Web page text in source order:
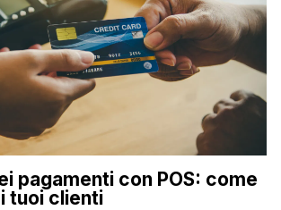
pagamenti con POS: come
tuoi clienti